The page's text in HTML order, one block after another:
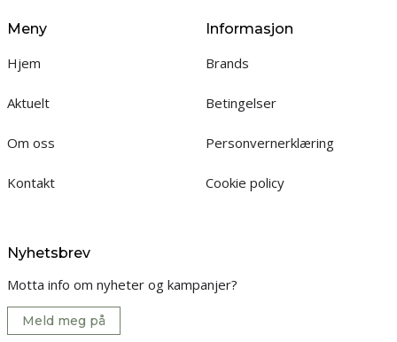
Meny
Hjem
Aktuelt
Om oss
Kontakt
Informasjon
Brands
Betingelser
Personvernerklæring
Cookie policy
Nyhetsbrev
Motta info om nyheter og kampanjer?
Meld meg på